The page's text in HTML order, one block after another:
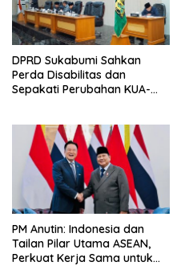
DPRD Sukabumi Sahkan
Perda Disabilitas dan
Sepakati Perubahan KUA-
PM Anutin: Indonesia dan
Tailan Pilar Utama ASEAN,
Perkuat Kerja Sama untuk